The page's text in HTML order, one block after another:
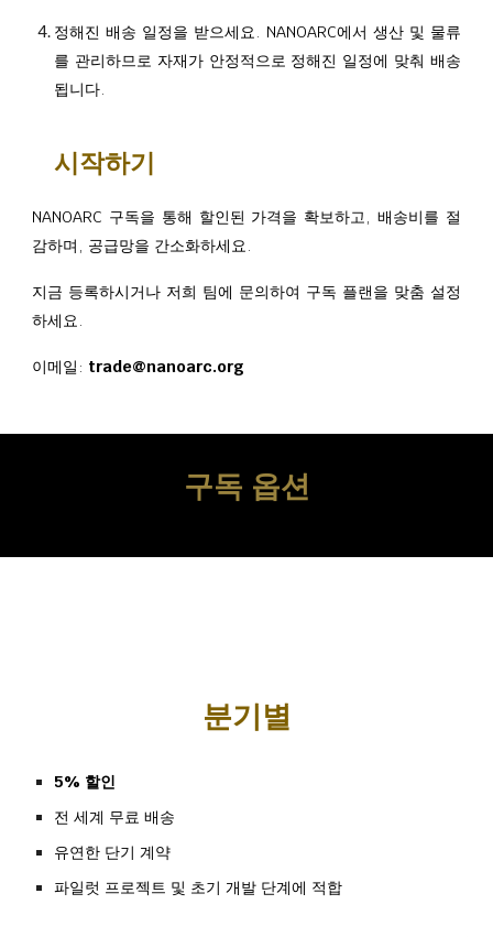
정해진 배송 일정을 받으세요. NANOARC에서 생산 및 물류
를 관리하므로 자재가 안정적으로 정해진 일정에 맞춰 배송
됩니다.
시작하기
NANOARC 구독을 통해 할인된 가격을 확보하고, 배송비를 절
감하며, 공급망을 간소화하세요.
지금 등록하시거나 저희 팀에 문의하여 구독 플랜을 맞춤 설정
하세요.
이메일 : trade@nanoarc.org
구독 옵션
분기별
5% 할인
전 세계 무료 배송
유연한 단기 계약
파일럿 프로젝트 및 초기 개발 단계에 적합